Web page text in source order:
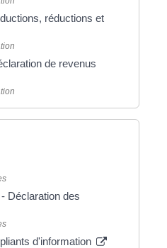
réductions et
de revenus
Déclaration des
d'information